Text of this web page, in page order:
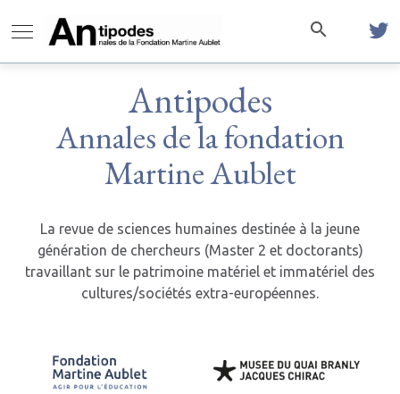
Antipodes
Annales de la fondation
Martine Aublet
La revue de sciences humaines destinée à la jeune
génération de chercheurs (Master 2 et doctorants)
travaillant sur le patrimoine matériel et immatériel des
cultures/sociétés extra-européennes.